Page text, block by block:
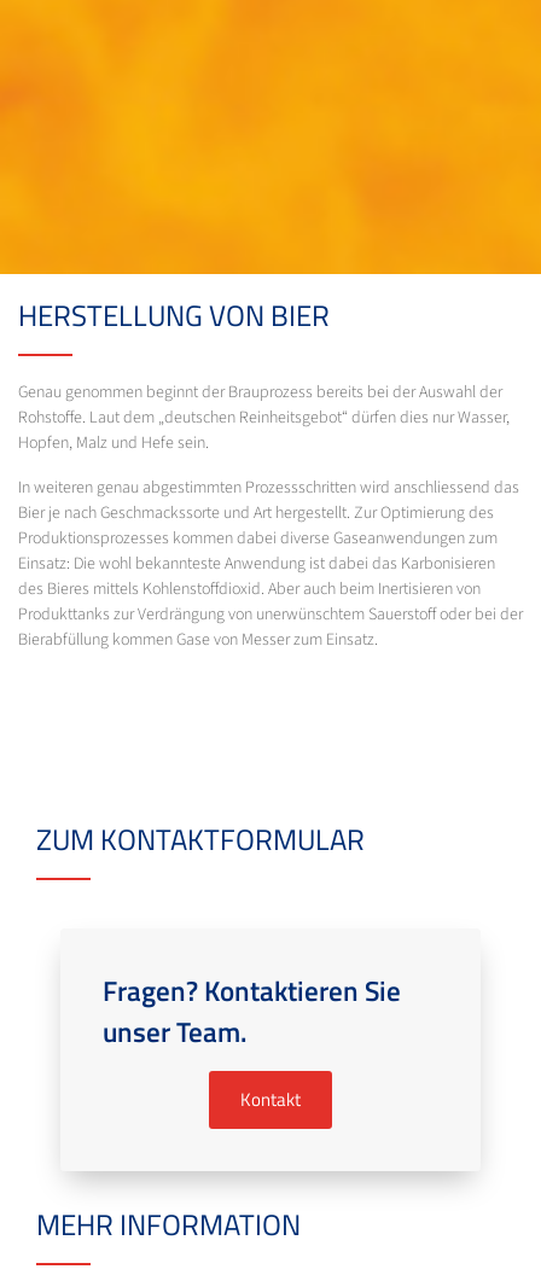
HERSTELLUNG VON BIER
Genau genommen beginnt der Brauprozess bereits bei der Auswahl der
Rohstoffe. Laut dem „deutschen Reinheitsgebot“ dürfen dies nur Wasser,
Hopfen, Malz und Hefe sein.
In weiteren genau abgestimmten Prozessschritten wird anschliessend das
Bier je nach Geschmackssorte und Art hergestellt. Zur Optimierung des
Produktionsprozesses kommen dabei diverse Gaseanwendungen zum
Einsatz: Die wohl bekannteste Anwendung ist dabei das Karbonisieren
des Bieres mittels Kohlenstoffdioxid. Aber auch beim Inertisieren von
Produkttanks zur Verdrängung von unerwünschtem Sauerstoff oder bei der
Bierabfüllung kommen Gase von Messer zum Einsatz.
ZUM KONTAKTFORMULAR
Fragen? Kontaktieren Sie
unser Team.
Kontakt
MEHR INFORMATION